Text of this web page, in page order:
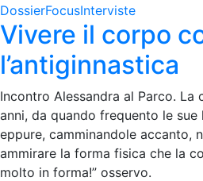
DossierFocusInterviste
Vivere il corpo
l’antiginnastica
Incontro Alessandra al Parco. La
anni, da quando frequento le
eppure, camminandole accanto,
ammirare la forma fisica che la
molto in forma!”